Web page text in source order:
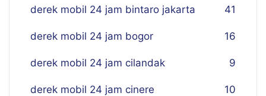
derek mobil 24 jam bintaro jakarta 41
derek mobil 24 jam bogor 16
derek mobil 24 jam cilandak 9
derek mobil 24 jam cinere 10